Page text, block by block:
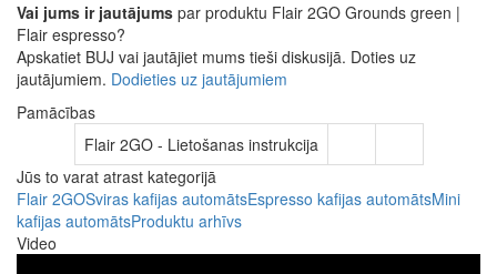
Vai jums ir jautājums par produktu Flair 2GO Grounds green |
Flair espresso?
Apskatiet BUJ vai jautājiet mums tieši diskusijā. Doties uz
jautājumiem. Dodieties uz jautājumiem
Pamācības
Flair 2GO - Lietošanas instrukcija
Jūs to varat atrast kategorijā
Flair 2GOSviras kafijas automātsEspresso kafijas automātsMini
kafijas automātsProduktu arhīvs
Video